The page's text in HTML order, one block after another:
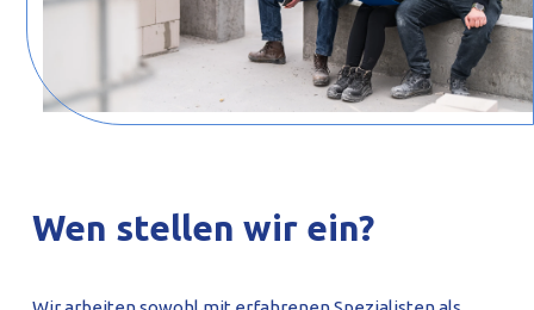
Wen stellen wir ein?